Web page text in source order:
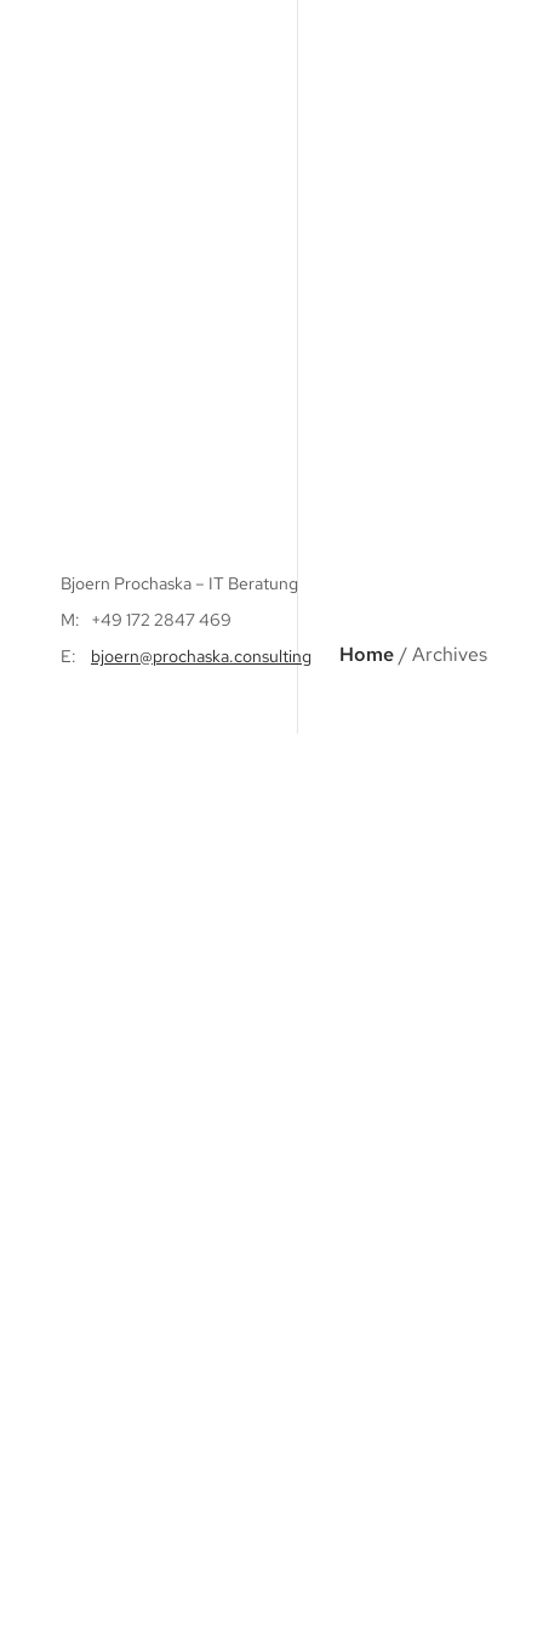
Home / Archives
Bjoern Prochaska – IT Beratung
M: +49 172 2847 469
E: bjoern@prochaska.consulting